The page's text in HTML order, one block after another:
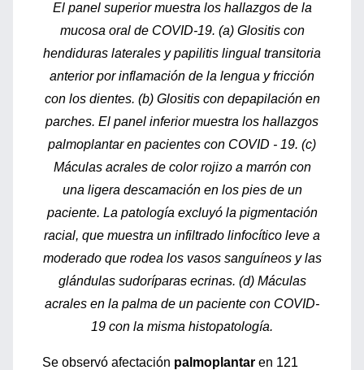
El panel superior muestra los hallazgos de la
mucosa oral de COVID-19. (a) Glositis con
hendiduras laterales y papilitis lingual transitoria
anterior por inflamación de la lengua y fricción
con los dientes. (b) Glositis con depapilación en
parches. El panel inferior muestra los hallazgos
palmoplantar en pacientes con COVID ‐ 19. (c)
Máculas acrales de color rojizo a marrón con
una ligera descamación en los pies de un
paciente. La patología excluyó la pigmentación
racial, que muestra un infiltrado linfocítico leve a
moderado que rodea los vasos sanguíneos y las
glándulas sudoríparas ecrinas. (d) Máculas
acrales en la palma de un paciente con COVID-
19 con la misma histopatología.
Se observó afectación palmoplantar en 121